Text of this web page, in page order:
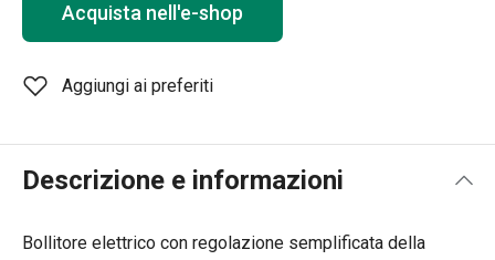
Acquista nell'e-shop
Aggiungi ai preferiti
Descrizione e informazioni
Bollitore elettrico con regolazione semplificata della